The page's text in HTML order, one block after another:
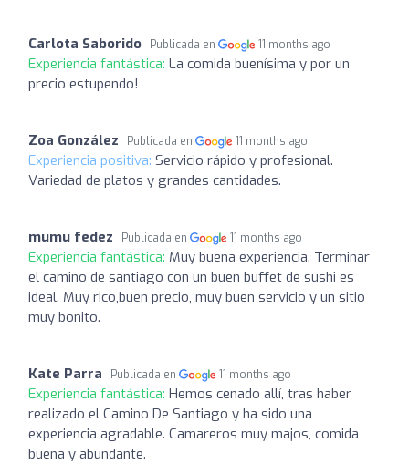
Carlota Saborido Publicada en 11 months ago
Experiencia fantástica: La comida buenísima y por un
precio estupendo!
Zoa González Publicada en 11 months ago
Experiencia positiva: Servicio rápido y profesional.
Variedad de platos y grandes cantidades.
mumu fedez Publicada en 11 months ago
Experiencia fantástica: Muy buena experiencia. Terminar
el camino de santiago con un buen buffet de sushi es
ideal. Muy rico,buen precio, muy buen servicio y un sitio
muy bonito.
Kate Parra Publicada en 11 months ago
Experiencia fantástica: Hemos cenado allí, tras haber
realizado el Camino De Santiago y ha sido una
experiencia agradable. Camareros muy majos, comida
buena y abundante.